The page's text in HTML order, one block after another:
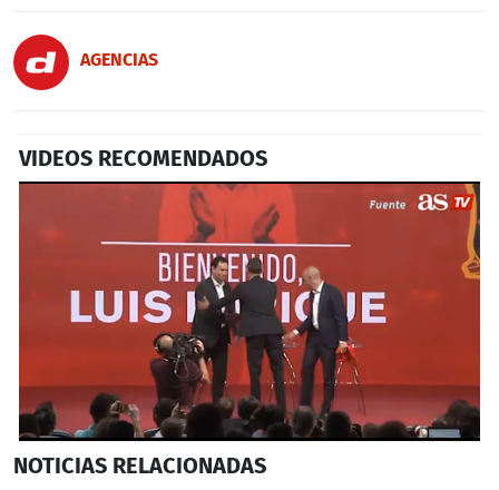
AGENCIAS
VIDEOS RECOMENDADOS
seconds
NOTICIAS RELACIONADAS